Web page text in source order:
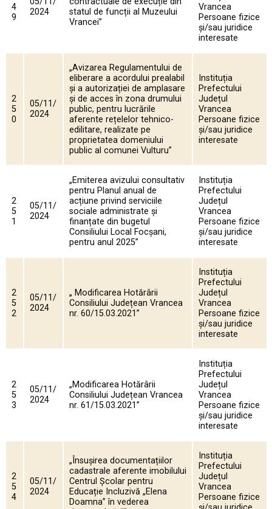
4
9
2024
statul de funcții al Muzeului
Vrancei”
Vrancea
Persoane fizice
și/sau juridice
interesate
2
5
0
05/11/
2024
„Avizarea Regulamentului de
eliberare a acordului prealabil
și a autorizației de amplasare
și de acces în zona drumului
public, pentru lucrările
aferente rețelelor tehnico-
edilitare, realizate pe
proprietatea domeniului
public al comunei Vulturu”
Instituția
Prefectului
Județul
Vrancea
Persoane fizice
și/sau juridice
interesate
2
5
1
05/11/
2024
„Emiterea avizului consultativ
pentru Planul anual de
acțiune privind serviciile
sociale administrate și
finanțate din bugetul
Consiliului Local Focșani,
pentru anul 2025”
Instituția
Prefectului
Județul
Vrancea
Persoane fizice
și/sau juridice
interesate
2
5
2
05/11/
2024
„ Modificarea Hotărârii
Consiliului Județean Vrancea
nr. 60/15.03.2021”
Instituția
Prefectului
Județul
Vrancea
Persoane fizice
și/sau juridice
interesate
2
5
3
05/11/
2024
„Modificarea Hotărârii
Consiliului Județean Vrancea
nr. 61/15.03.2021”
Instituția
Prefectului
Județul
Vrancea
Persoane fizice
și/sau juridice
interesate
2
5
4
05/11/
2024
„Însușirea documentațiilor
cadastrale aferente imobilului
Centrul Școlar pentru
Educație Incluzivă „Elena
Doamna” în vederea
Instituția
Prefectului
Județul
Vrancea
Persoane fizice